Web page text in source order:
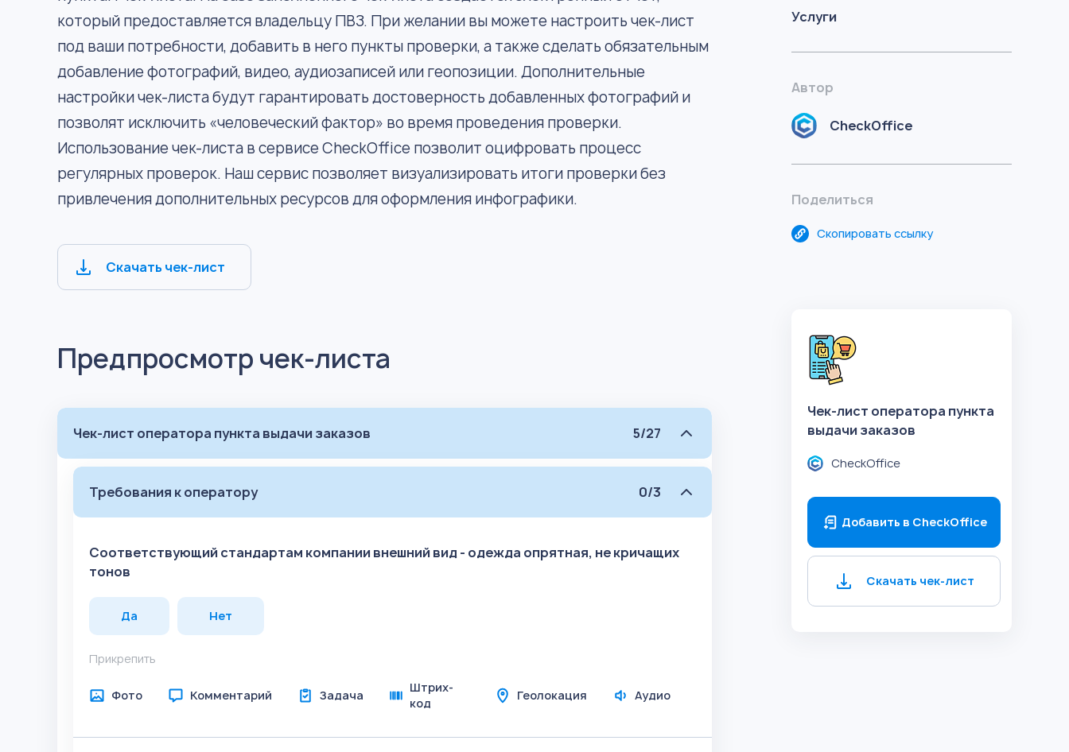
Услуги
Автор
CheckOffice
Поделиться
Скопировать ссылку
Чек-лист оператора пункта
выдачи заказов
CheckOffice
Добавить в CheckOffice
Скачать чек-лист
который предоставляется владельцу ПВЗ. При желании вы можете настроить чек-лист
под ваши потребности, добавить в него пункты проверки, а также сделать обязательным
добавление фотографий, видео, аудиозаписей или геопозиции. Дополнительные
настройки чек-листа будут гарантировать достоверность добавленных фотографий и
позволят исключить «человеческий фактор» во время проведения проверки.
Использование чек-листа в сервисе СheckOffice позволит оцифровать процесс
регулярных проверок. Наш сервис позволяет визуализировать итоги проверки без
привлечения дополнительных ресурсов для оформления инфографики.
Скачать чек-лист
Предпросмотр чек-листа
Чек-лист оператора пункта выдачи заказов 5/27
Требования к оператору 0/3
Соответствующий стандартам компании внешний вид - одежда опрятная, не кричащих
тонов
Да Нет
Прикрепить
Фото Комментарий Задача
Штрих-
код
Геолокация Аудио